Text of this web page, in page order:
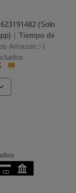
623191482 (Solo
| Tiempo de
Amazon :-)